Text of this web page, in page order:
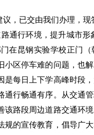
，已交由我们办理，现
通行环境，提升城市形
在昆钢实验学校正门
区停车难的问题，也
每日上下学高峰时段
行畅通有序。从交通
路段周边道路交通环
的宣传教育，倡导广